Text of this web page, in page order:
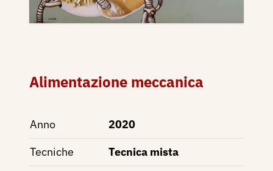
Alimentazione meccanica
Anno
2020
Tecniche
Tecnica mista